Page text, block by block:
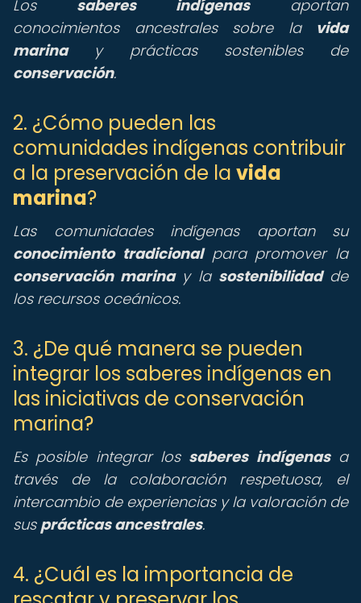
Los saberes indígenasaportan
conocimientos ancestrales sobre la vida
marinay prácticas sostenibles de
conservación.
2. ¿Cómo pueden las
comunidades indígenas contribuir
a la preservación de la vida
marina?
Las comunidades indígenas aportan su
conocimiento tradicionalpara promover la
conservación marinay la sostenibilidadde
los recursos oceánicos.
3. ¿De qué manera se pueden
integrar los saberes indígenas en
las iniciativas de conservación
marina?
Es posible integrar los saberes indígenasa
través de la colaboración respetuosa, el
intercambio de experiencias y la valoración de
sus prácticas ancestrales.
4. ¿Cuál es la importancia de